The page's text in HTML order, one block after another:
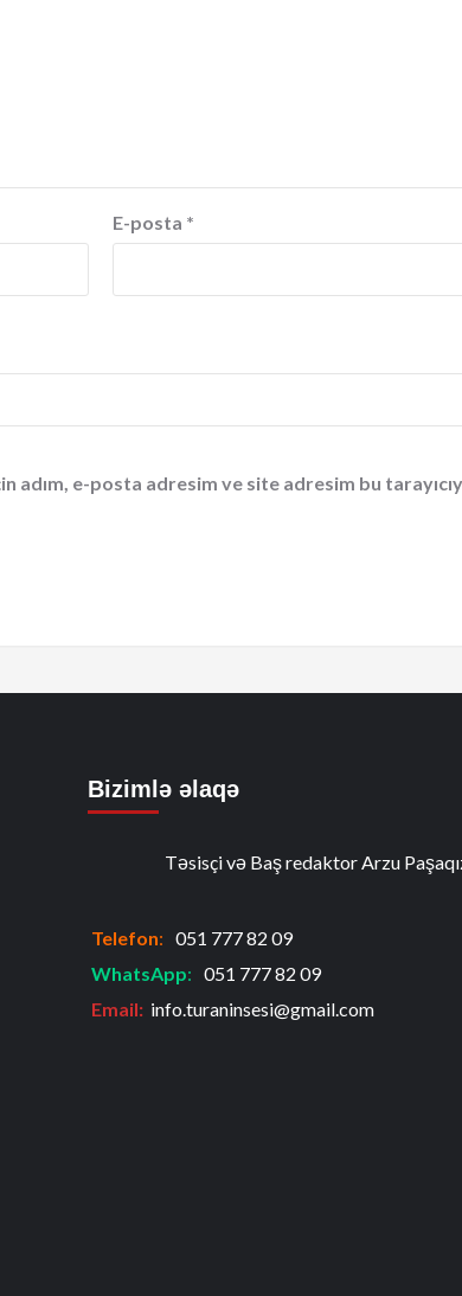
E-posta *
adım, e-posta adresim ve site adresim bu
Bizimlə əlaqə
Təsisçi və Baş redaktor Arzu
Telefon: 051 777 82 09
WhatsApp: 051 777 82 09
Email: info.turaninsesi@gmail.com